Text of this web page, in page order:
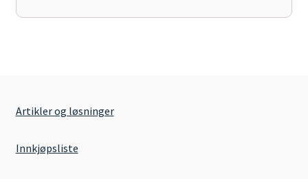
Artikler og løsninger
Innkjøpsliste